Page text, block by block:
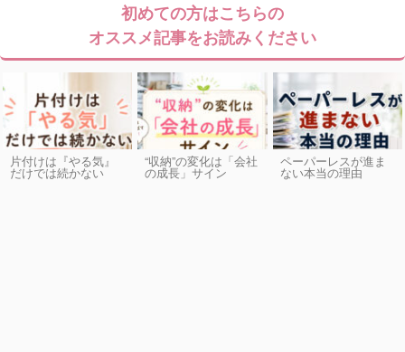
初めての方はこちらの
オススメ記事をお読みください
片付けは『やる気』
だけでは続かない
“収納”の変化は「会社
の成長」サイン
ペーパーレスが進ま
ない本当の理由